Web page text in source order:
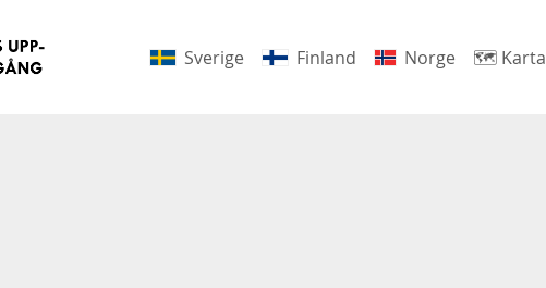
Sverige Finland Norge 🗺 Karta